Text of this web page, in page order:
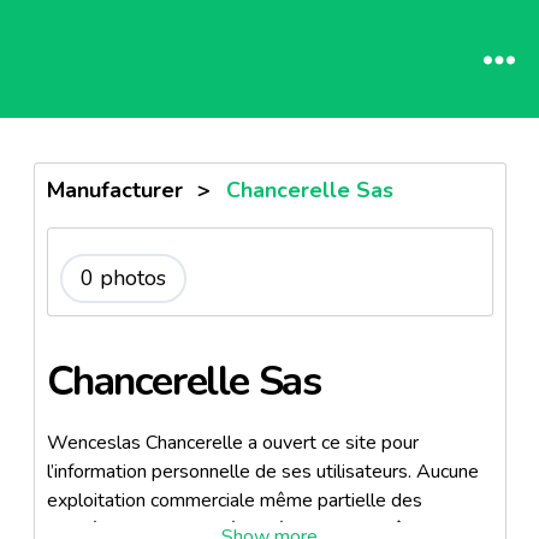
Manufacturer > Chancerelle Sas
0 photos
Chancerelle Sas
Wenceslas Chancerelle a ouvert ce site pour
l’information personnelle de ses utilisateurs. Aucune
exploitation commerciale même partielle des
données qui y sont présentées ne pourra être